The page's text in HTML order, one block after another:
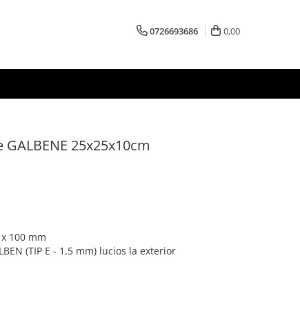
0726693686 0,00
25x25x10cm
100 mm
(TIP E - 1,5 mm) lucios la exterior